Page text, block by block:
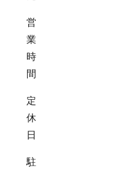
営
業
時
間
定
休
日
駐